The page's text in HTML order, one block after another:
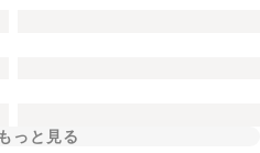
っと見る